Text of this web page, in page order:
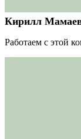
Кирилл
Работаем с этой